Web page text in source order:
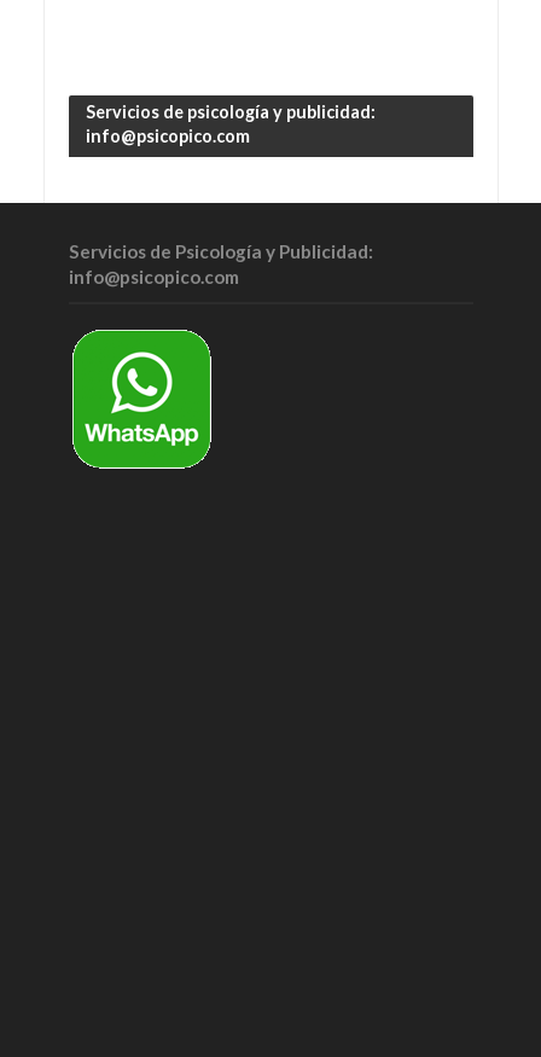
Servicios de psicología y publicidad:
info@psicopico.com
Servicios de Psicología y Publicidad:
info@psicopico.com